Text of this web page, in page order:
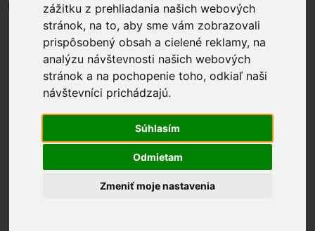
zážitku z prehliadania našich webových
stránok, na to, aby sme vám zobrazovali
prispôsobený obsah a cielené reklamy, na
analýzu návštevnosti našich webových
stránok a na pochopenie toho, odkiaľ naši
návštevníci prichádzajú.
Súhlasím
Odmietam
Zmeniť moje nastavenia
+421 903 121 373
info@enjoyracing.cz
Rezervovat termín
Ponuka
Naše okruhy
Závodní okruhy
Termíny
Motoršport